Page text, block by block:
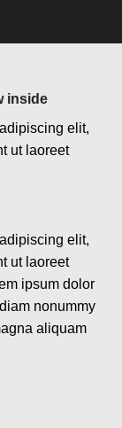
inside
elit,
ut laoreet
elit,
ut laoreet
ipsum dolor
nonummy
aliquam